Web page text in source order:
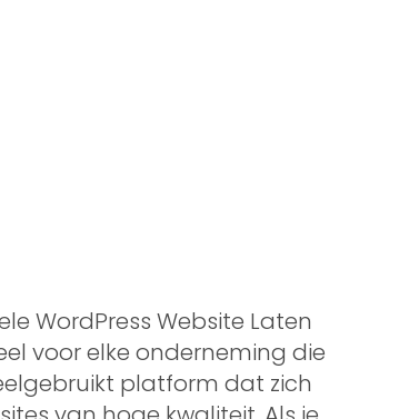
WordPress Website Laten
voor elke onderneming die
platform dat zich